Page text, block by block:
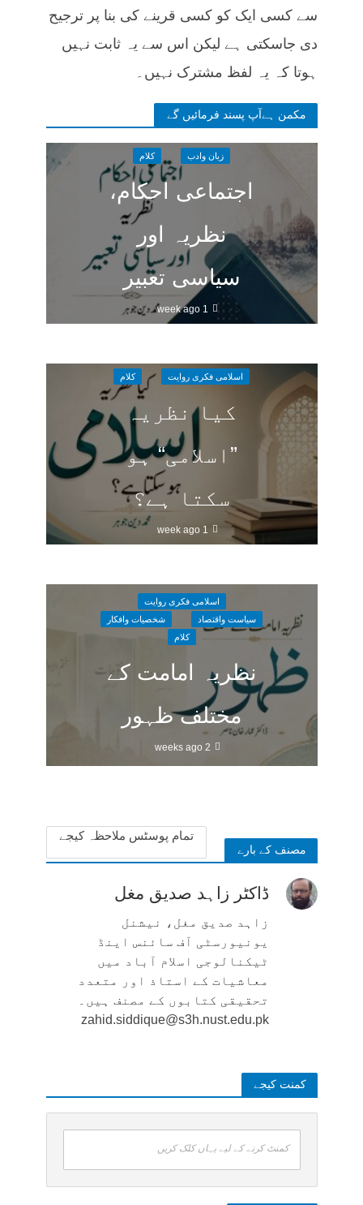
سے کسی ایک کو کسی قرینے کی بنا پر ترجیح
دی جاسکتی ہے لیکن اس سے یہ ثابت نہیں
ہوتا کہ یہ لفظ مشترک نہیں۔
مکمن ہےآپ پسند فرمائیں گے
زبان وادب کلام
اجتماعی احکام،
نظریہ اور
سیاسی تعبیر
1 week ago
اسلامی فکری روایت کلام
کیا نظریہ
”اسلامی“ ہو
سکتا ہے؟
1 week ago
اسلامی فکری روایت
سیاست واقتصاد
شخصیات وافکار
کلام
نظریہ امامت کے
مختلف ظہور
2 weeks ago
مصنف کے بارے
تمام پوسٹس ملاحظہ کیجے
ڈاکٹر زاہد صدیق مغل
زاہد صدیق مغل، نیشنل
یونیورسٹی آف سائنس اینڈ
ٹیکنالوجی اسلام آباد میں
معاشیات کے استاذ اور متعدد
تحقیقی کتابوں کے مصنف ہیں۔
zahid.siddique@s3h.nust.edu.pk
کمنت کیجے
کمنٹ کرنے کے لیے یہاں کلک کریں